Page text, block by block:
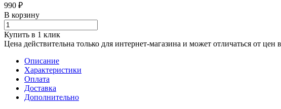
990 ₽
В корзину
Купить в 1 клик
Цена действительна только для интернет-магазина и может отличаться от цен
Описание
Характеристики
Оплата
Доставка
Дополнительно